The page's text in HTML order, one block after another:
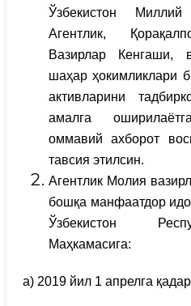
Ўзбекистон Миллий
Агентлик,
Вазирлар Кенгаши,
шаҳар ҳокимликлари
активларини
амалга
оммавий ахборот
тавсия этилсин.
Агентлик Молия
бошқа манфаатдор
Ўзбекистон
Маҳкамасига:
а) 2019 йил 1 апрелга